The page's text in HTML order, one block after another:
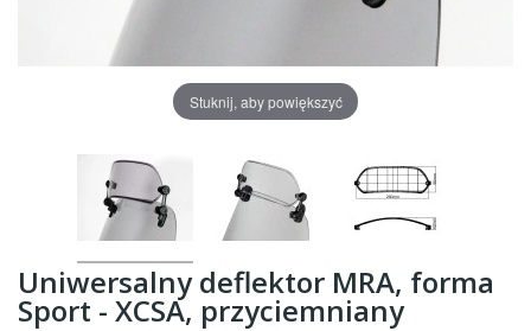
Stuknij, aby powiększyć
Uniwersalny deflektor MRA, forma
Sport - XCSA, przyciemniany